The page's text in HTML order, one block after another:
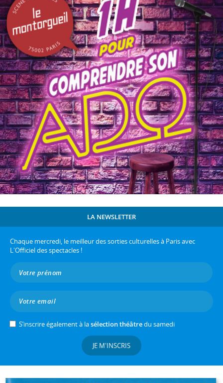
LA NEWSLETTER
Chaque mercredi, le meilleur des sorties culturelles à Paris avec
L'Officiel des spectacles !
S’inscrire également à lasélection théâtredu samedi
JE M'INSCRIS